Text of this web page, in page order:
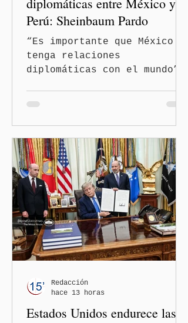
diplomáticas entre México y
Perú: Sheinbaum Pardo
“Es importante que México
tenga relaciones
diplomáticas con el mundo”,
Sheinbaum Pardo anunció el
restablecimiento de las
relaciones diplomáticas
entre los gobiernos de
México y Perú. “Es
importante que más allá de
la orientación política de
los gobiernos —porque hay
orientaciones políticas de
los gobiernos, llegan por
— es importante que México
tenga relaciones
diplomáticas con el mu
Estados Unidos endurece las
Redacción
hace 13 horas